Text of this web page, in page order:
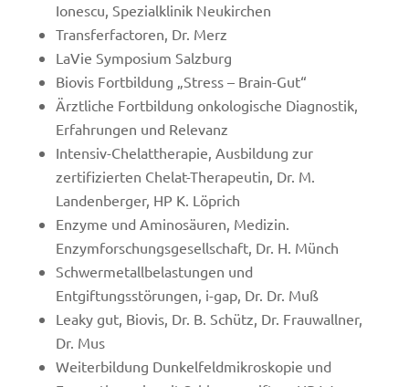
Ionescu, Spezialklinik Neukirchen
Transferfactoren, Dr. Merz
LaVie Symposium Salzburg
Biovis Fortbildung „Stress – Brain-Gut“
Ärztliche Fortbildung onkologische Diagnostik,
Erfahrungen und Relevanz
Intensiv-Chelattherapie, Ausbildung zur
zertifizierten Chelat-Therapeutin, Dr. M.
Landenberger, HP K. Löprich
Enzyme und Aminosäuren, Medizin.
Enzymforschungsgesellschaft, Dr. H. Münch
Schwermetallbelastungen und
Entgiftungsstörungen, i-gap, Dr. Dr. Muß
Leaky gut, Biovis, Dr. B. Schütz, Dr. Frauwallner,
Dr. Mus
Weiterbildung Dunkelfeldmikroskopie und